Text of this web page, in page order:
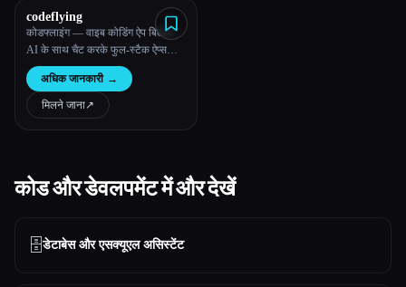
codeflying
कोडफ्लाइंग — वाइब कोडिंग ऐप बिल्डर |
AI के साथ चैट करके फुल-स्टैक ऐप्स
बनाएं
अधिक जानकारी →
मिलने जाना↗︎
कोड और डेवलपमेंट में और देखें
🗄️डेटाबेस और एसक्यूएल असिस्टेंट